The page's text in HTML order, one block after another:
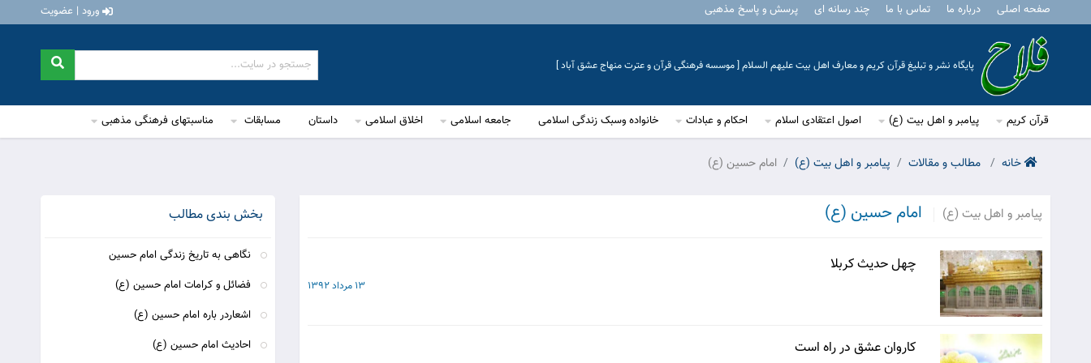
صفحه اصلی درباره ما تماس با ما چند رسانه ای پرسش و پاسخ مذهبی ورود | عضویت
پایگاه نشر و تبلیغ قرآن کریم و معارف اهل بیت علیهم السلام [ موسسه فرهنگی قرآن و عترت منهاج عشق آباد ]
قرآن کریم پیامبر و اهل بیت (ع) اصول اعتقادی اسلام احکام و عبادات خانواده وسبک زندگی اسلامی جامعه اسلامی اخلاق اسلامی داستان مسابقات مناسبتهای فرهنگی مذهبی
خانه مطالب و مقالات پیامبر و اهل بیت (ع) امام حسین (ع)
پیامبر و اهل بیت (ع) امام حسین (ع)
چهل حدیث کربلا
13 مرداد 1392
کاروان عشق در راه است
بخش بندی مطالب
نگاهی به تاریخ زندگی امام حسین
فضائل و کرامات امام حسین (ع)
اشعاردر باره امام حسین (ع)
احادیث امام حسین (ع)